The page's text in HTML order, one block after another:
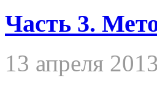
Часть 3.
13 апреля